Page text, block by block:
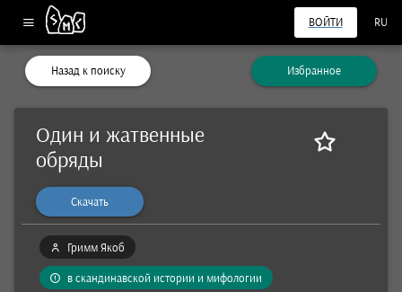
ВОЙТИ RU
Назад к поиску Избранное
Один и жатвенные
обряды
Скачать
Гримм Якоб
в скандинавской истории и мифологии